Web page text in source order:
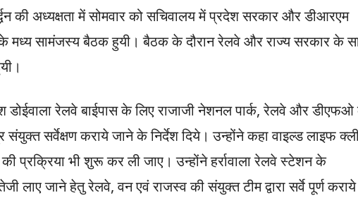
की अध्यक्षता में सोमवार को सचिवालय में प्रदेश सरकार और डीआरएम
के मध्य सामंजस्य बैठक हुयी। बैठक के दौरान रेलवे और राज्य सरकार के
रेलवे बाईपास के लिए राजाजी नेशनल पार्क, रेलवे और डीएफओ
संयुक्त सर्वेक्षण कराये जाने के निर्देश दिये। उन्होंने कहा वाइल्ड लाइफ
प्रक्रिया भी शुरू कर ली जाए। उन्होंने हर्रावाला रेलवे स्टेशन के
लाए जाने हेतु रेलवे, वन एवं राजस्व की संयुक्त टीम द्वारा सर्वे पूर्ण